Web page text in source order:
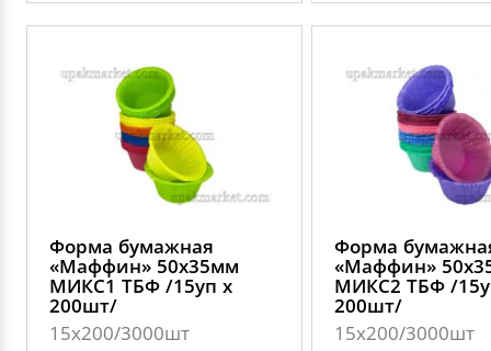
Форма бумажная
«Маффин» 50х35мм
МИКС1 ТБФ /15уп х
200шт/
15х200/3000шт
Форма
«Маффин»
МИКС2 ТБФ /
200шт/
15х200/3000шт